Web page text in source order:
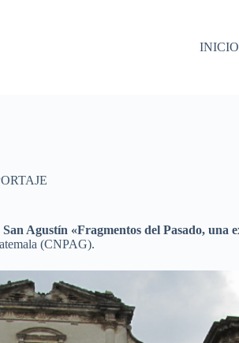
INICIO
Agustín «Fragmentos del Pasado, una
(CNPAG).